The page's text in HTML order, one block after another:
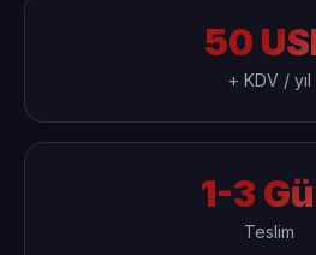
50
+ KDV / yıl
1-3
Teslim